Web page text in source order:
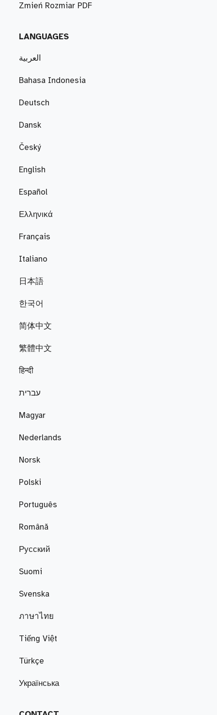
Zmień Rozmiar PDF
LANGUAGES
العربية
Bahasa Indonesia
Deutsch
Dansk
Český
English
Español
Ελληνικά
Français
Italiano
日本語
한국어
简体中文
繁體中文
हिन्दी
עברית
Magyar
Nederlands
Norsk
Polski
Português
Română
Русский
Suomi
Svenska
ภาษาไทย
Tiếng Việt
Türkçe
Українська